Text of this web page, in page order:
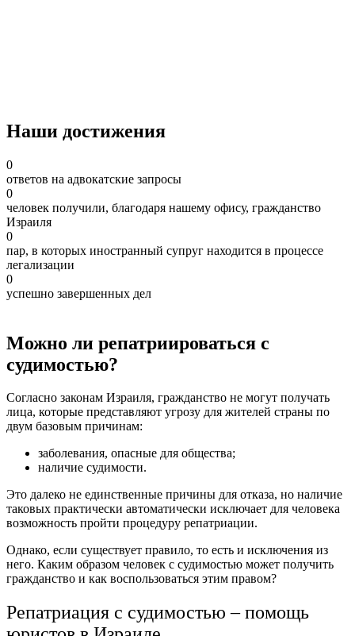
Наши достижения
0
ответов на адвокатские запросы
0
человек получили, благодаря нашему офису, гражданство
Израиля
0
пар, в которых иностранный супруг находится в процессе
легализации
0
успешно завершенных дел
Можно ли репатриироваться с
судимостью?
Согласно законам Израиля, гражданство не могут получать
лица, которые представляют угрозу для жителей страны по
двум базовым причинам:
заболевания, опасные для общества;
наличие судимости.
Это далеко не единственные причины для отказа, но наличие
таковых практически автоматически исключает для человека
возможность пройти процедуру репатриации.
Однако, если существует правило, то есть и исключения из
него. Каким образом человек с судимостью может получить
гражданство и как воспользоваться этим правом?
Репатриация с судимостью – помощь